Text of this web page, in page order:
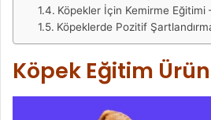
Köpekler İçin Kemirme Eğitimi
Köpeklerde Pozitif
Köpek Eğitim